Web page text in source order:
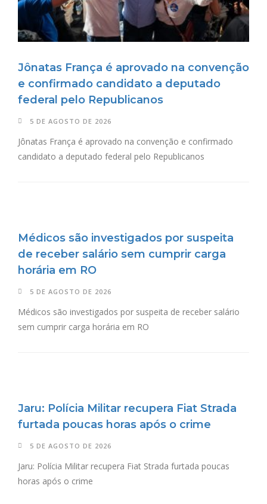
Jônatas França é aprovado na convenção
e confirmado candidato a deputado
federal pelo Republicanos
5 DE AGOSTO DE 2026
Jônatas França é aprovado na convenção e confirmado
candidato a deputado federal pelo Republicanos
Médicos são investigados por suspeita
de receber salário sem cumprir carga
horária em RO
5 DE AGOSTO DE 2026
Médicos são investigados por suspeita de receber salário
sem cumprir carga horária em RO
Jaru: Polícia Militar recupera Fiat Strada
furtada poucas horas após o crime
5 DE AGOSTO DE 2026
Jaru: Polícia Militar recupera Fiat Strada furtada poucas
horas após o crime